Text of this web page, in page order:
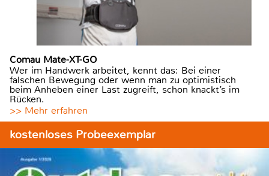
Comau Mate-XT-GO
Wer im Handwerk arbeitet, kennt das: Bei einer
falschen Bewegung oder wenn man zu optimistisch
beim Anheben einer Last zugreift, schon knackt’s im
Rücken.
>> Mehr erfahren
kostenloses Probeexemplar